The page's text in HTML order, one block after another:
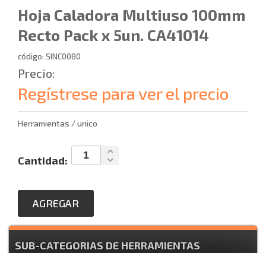
Hoja Caladora Multiuso 100mm
Recto Pack x 5un. CA41014
código: SINC0080
Precio:
Regístrese para ver el precio
Herramientas / unico
Cantidad:
AGREGAR
SUB-CATEGORIAS DE HERRAMIENTAS